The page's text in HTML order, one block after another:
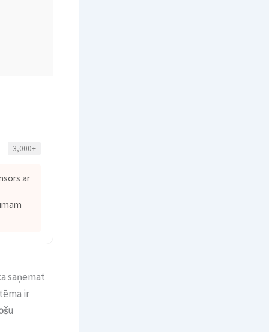
3,000+
ar
saņemat
ir